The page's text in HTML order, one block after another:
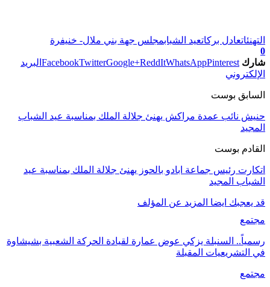
التهنئاتعادل بركاتعيد الشبابمجلس جهة بني ملال- خنيفرة
0
شارك
FacebookTwitterGoogle+ReddItWhatsAppPinterest
البريد
الإلكتروني
السابق بوست
حنيش نائب عمدة مراكش يهنئ جلالة الملك بمناسبة عيد الشباب
المجيد
القادم بوست
اتكارت رئيس جماعة ابادو بالحوز يهنئ جلالة الملك بمناسبة عيد
الشباب المجيد
قد يعجبك ايضا المزيد عن المؤلف
مجتمع
رسمياً.. السنبلة يزكي عوض عمارة لقيادة الحركة الشعبية بشيشاوة
في التشريعيات المقبلة
مجتمع